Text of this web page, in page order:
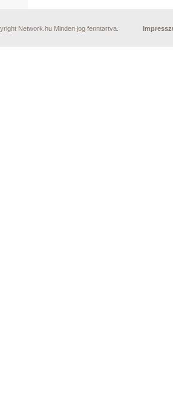
Network.hu Minden jog fenntartva.